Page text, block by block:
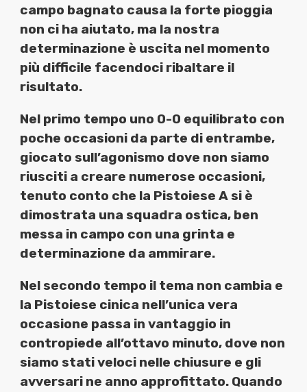
campo bagnato causa la forte pioggia
non ci ha aiutato, ma la nostra
determinazione è uscita nel momento
più difficile facendoci ribaltare il
risultato.
Nel primo tempo uno 0-0 equilibrato con
poche occasioni da parte di entrambe,
giocato sull’agonismo dove non siamo
riusciti a creare numerose occasioni,
tenuto conto che la Pistoiese A si è
dimostrata una squadra ostica, ben
messa in campo con una grinta e
determinazione da ammirare.
Nel secondo tempo il tema non cambia e
la Pistoiese cinica nell’unica vera
occasione passa in vantaggio in
contropiede all’ottavo minuto, dove non
siamo stati veloci nelle chiusure e gli
avversari ne anno approfittato. Quando